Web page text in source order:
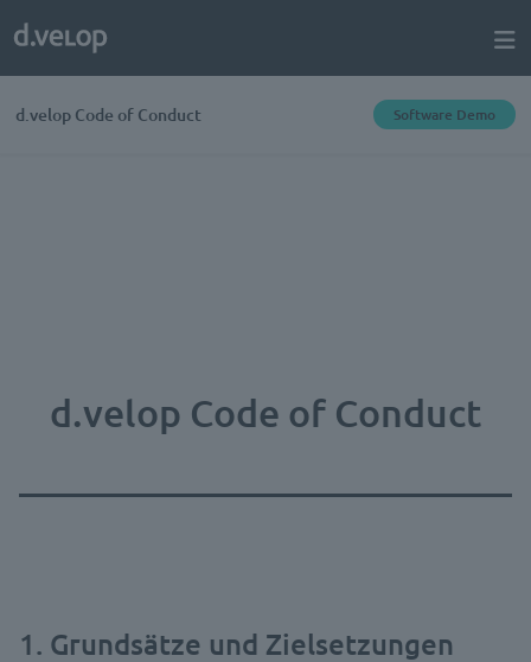
d.velop Code of Conduct Software Demo
d.velop Code of Conduct
1. Grundsätze und Zielsetzungen